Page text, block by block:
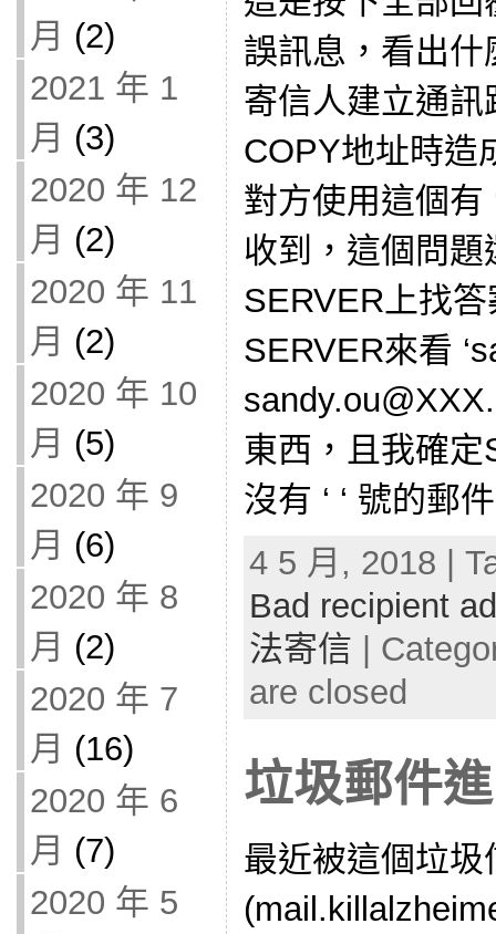
月 (2)
2021 年 1
月 (3)
2020 年 12
月 (2)
2020 年 11
月 (2)
2020 年 10
月 (5)
2020 年 9
月 (6)
2020 年 8
月 (2)
2020 年 7
月 (16)
2020 年 6
月 (7)
2020 年 5
誤訊息，看出
寄信人建立通訊
COPY地址時造
對方使用這個有
收到，這個問
SERVER上找
SERVER來看
東西，且我確
沒有 ‘ ‘ 號的郵
4 5 月, 2018 |
Bad recipient
法寄信 |
are closed
垃圾郵件
最近被這個垃